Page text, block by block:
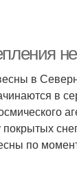
в
в
по